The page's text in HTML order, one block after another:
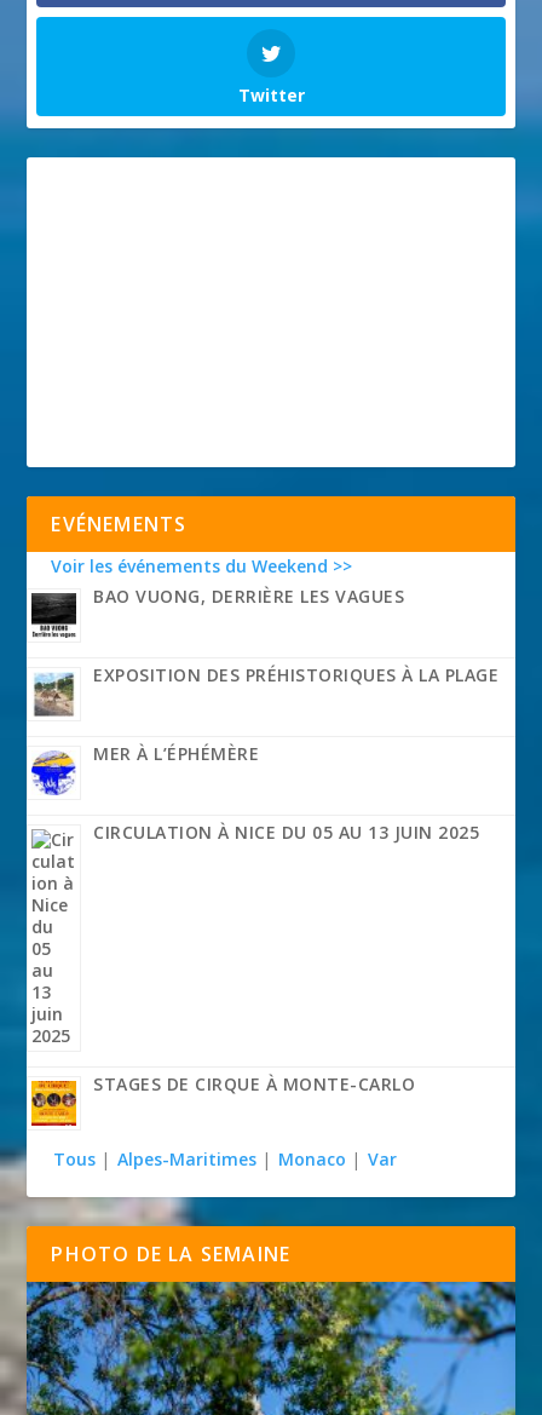
Twitter
EVÉNEMENTS
Voir les événements du Weekend >>
BAO VUONG, DERRIÈRE LES VAGUES
EXPOSITION DES PRÉHISTORIQUES À LA PLAGE
MER À L’ÉPHÉMÈRE
CIRCULATION À NICE DU 05 AU 13 JUIN 2025
STAGES DE CIRQUE À MONTE-CARLO
Tous | Alpes-Maritimes | Monaco | Var
PHOTO DE LA SEMAINE